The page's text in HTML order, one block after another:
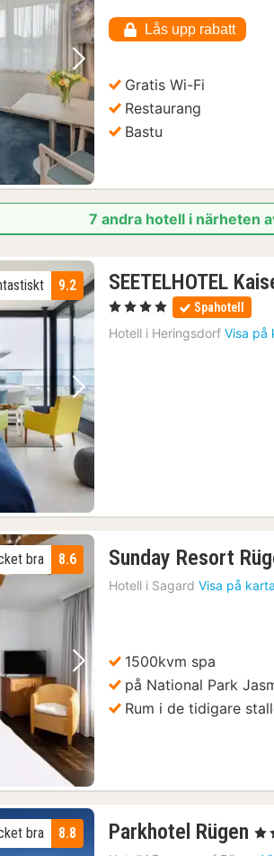
Nästa bild
1379
kr.
Lås upp rabatt
Gratis Wi-Fi
Restaurang
Bastu
7 andra hotell i närheten
Nästa bild
9.2 SEETELHOTEL
, 4 Stjärnor Spahotell
Hotell i Heringsdorf Visa på
Nästa bild
8.6
bra Sunday Resort
Hotell i Sagard Visa på
1500kvm spa
på National Park
Rum i de tidigare
8.8
bra Parkhotel Rügen 3
, 4